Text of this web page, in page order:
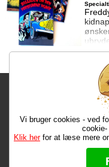
Sir
Fragtgebyret er DKK
Bestiller du i
Max
Læs hvad vores
Vi bruger cookies - ved
Klik herfor at læse mere